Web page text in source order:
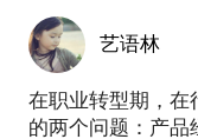
艺语林
在职业转型期，在
的两个问题：产品